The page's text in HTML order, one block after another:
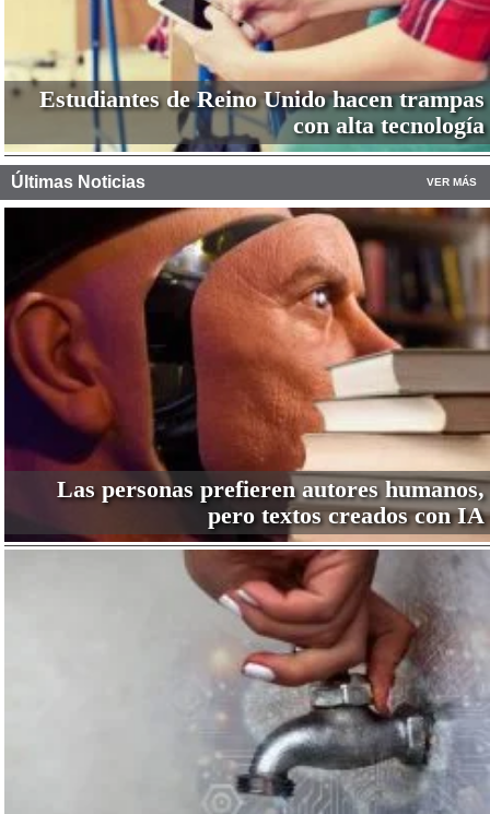
Estudiantes de Reino Unido hacen trampas
con alta tecnología
Últimas Noticias VER MÁS
Las personas prefieren autores humanos,
pero textos creados con IA